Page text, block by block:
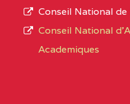
CENTRE
L’offre
d’éducation
de
Conseil National de
Conseil National
Academiques